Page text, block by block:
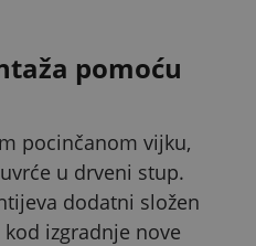
pomoću
pocinčanom vijku,
u drveni stup.
dodatni složen
izgradnje nove